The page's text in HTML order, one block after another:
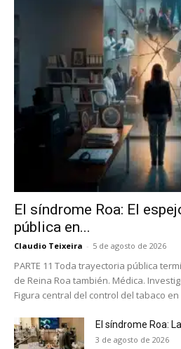
El síndrome Roa: El
pública en...
Claudio Teixeira - 5 de agosto de 2026
PARTE 11 Toda trayectoria pública
de Reina Roa también. Médica.
Figura central del control del tabaco en
El síndrome Roa:
3 de agosto de 2026